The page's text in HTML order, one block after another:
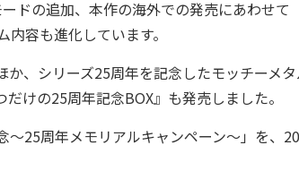
ドの追加、本作の海外での発売にあわせて
容も進化しています。
、シリーズ25周年を記念したモッチーメタ
けの25周年記念BOX』も発売しました。
25周年メモリアルキャンペーン～」を、